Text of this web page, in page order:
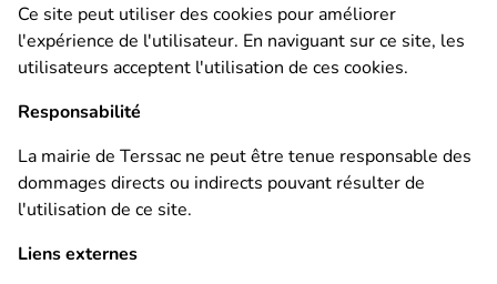
Ce site peut utiliser des cookies pour améliorer
l'expérience de l'utilisateur. En naviguant sur ce site, les
utilisateurs acceptent l'utilisation de ces cookies.
Responsabilité
La mairie de Terssac ne peut être tenue responsable des
dommages directs ou indirects pouvant résulter de
l'utilisation de ce site.
Liens externes